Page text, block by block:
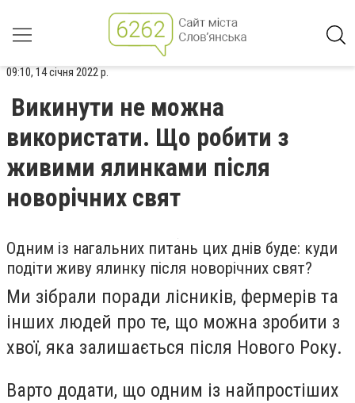
09:10, 14 січня 2022 р.
Викинути не можна
використати. Що робити з
живими ялинками після
новорічних свят
Одним із нагальних питань цих днів буде: куди
подіти живу ялинку після новорічних свят?
Ми зібрали поради лісників, фермерів та
інших людей про те, що можна зробити з
хвої, яка залишається після Нового Року.
Варто додати, що одним із найпростіших